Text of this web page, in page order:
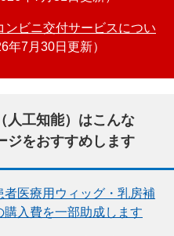
ンビニ交付サービスについ
年7月30日更新
人工知能）はこんな
ジをおすすめします
者医療用ウィッグ・乳房補
購入費を一部助成します